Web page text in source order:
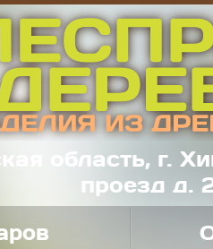
область, г.
проезд д.